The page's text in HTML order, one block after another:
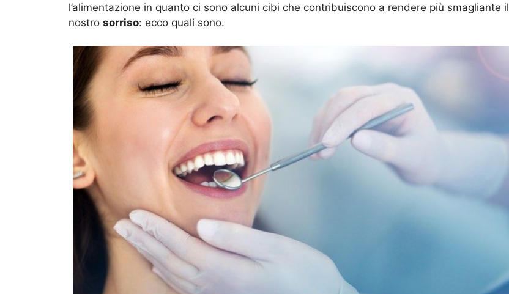
l’alimentazione in quanto ci sono alcuni cibi che contribuiscono a rendere più smagliante il
nostro sorriso: ecco quali sono.